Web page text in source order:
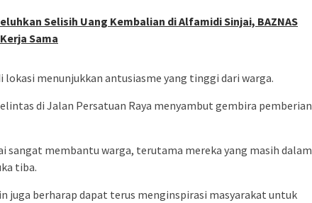
Selisih Uang Kembalian di Alfamidi Sinjai, BAZNAS
Sama
lokasi menunjukkan antusiasme yang tinggi dari warga.
di Jalan Persatuan Raya menyambut gembira pemberian
sangat membantu warga, terutama mereka yang masih dalam
tiba.
juga berharap dapat terus menginspirasi masyarakat untuk